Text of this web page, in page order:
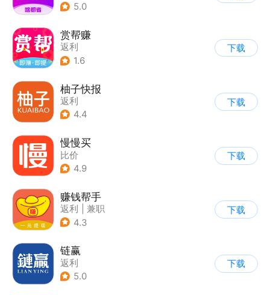
5.0
赏帮赚
返利
1.6
下载
柚子快报
返利
4.4
下载
慢慢买
比价
4.9
下载
赚钱帮手
返利
兼职
4.3
下载
链赢
返利
5.0
下载